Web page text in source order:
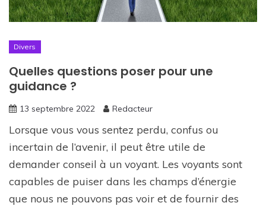
Divers
Quelles questions poser pour une
guidance ?
13 septembre 2022 Redacteur
Lorsque vous vous sentez perdu, confus ou
incertain de l’avenir, il peut être utile de
demander conseil à un voyant. Les voyants sont
capables de puiser dans les champs d’énergie
que nous ne pouvons pas voir et de fournir des